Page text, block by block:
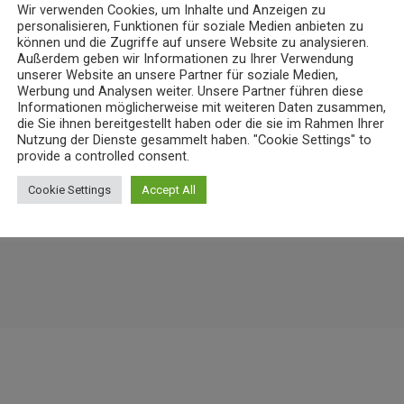
bereitet Verkehrsänderungen
NEWS
23-Jähriger rast mit über 235 km/h
today 6. AUGUST 2026
Wir verwenden Cookies, um Inhalte und Anzeigen zu
personalisieren, Funktionen für soziale Medien anbieten zu
können und die Zugriffe auf unsere Website zu analysieren.
Außerdem geben wir Informationen zu Ihrer Verwendung
unserer Website an unsere Partner für soziale Medien,
Werbung und Analysen weiter. Unsere Partner führen diese
Informationen möglicherweise mit weiteren Daten zusammen,
die Sie ihnen bereitgestellt haben oder die sie im Rahmen Ihrer
Nutzung der Dienste gesammelt haben. "Cookie Settings" to
provide a controlled consent.
Cookie Settings Accept All